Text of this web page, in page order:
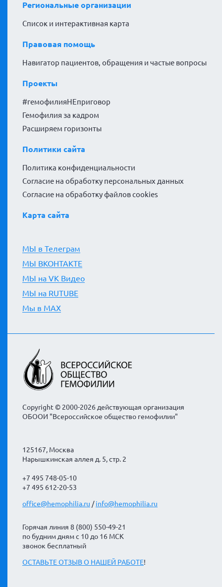
Региональные организации
Список и интерактивная карта
Правовая помощь
Навигатор пациентов, обращения и частые вопросы
Проекты
#гемофилияНЕприговор
Гемофилия за кадром
Расширяем горизонты
Политики сайта
Политика конфиденциальности
Согласие на обработку персональных данных
Согласие на обработку файлов cookies
Карта сайта
МЫ в Телеграм
МЫ ВКОНТАКТЕ
МЫ на VK Видео
МЫ на RUTUBE
Мы в MAX
Copyright © 2000-2026 действующая организация
ОБООИ "Всероссийское общество гемофилии"
125167, Москва
Нарышкинская аллея д. 5, стр. 2
+7 495 748-05-10
+7 495 612-20-53
office@hemophilia.ru /info@hemophilia.ru
Горячая линия 8 (800) 550-49-21
по будним дням с 10 до 16 МСК
звонок бесплатный
ОСТАВЬТЕ ОТЗЫВ О НАШЕЙ РАБОТЕ!